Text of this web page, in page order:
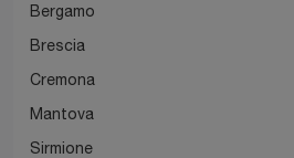
Bergamo
Brescia
Cremona
Mantova
Sirmione